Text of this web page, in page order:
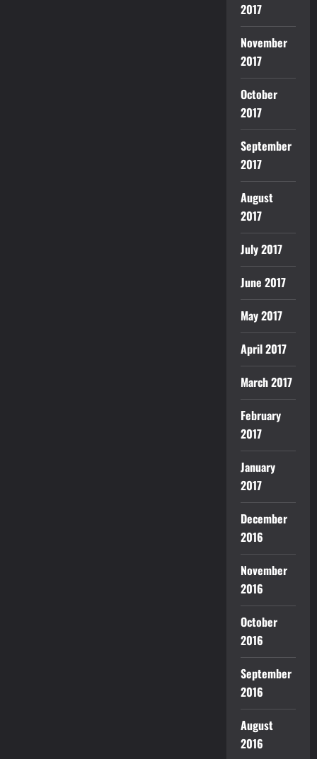
2017
November
2017
October
2017
September
2017
August
2017
July 2017
June 2017
May 2017
April 2017
March 2017
February
2017
January
2017
December
2016
November
2016
October
2016
September
2016
August
2016